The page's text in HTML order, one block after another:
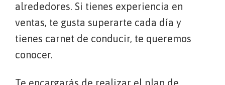
alrededores. Si tienes experiencia en
ventas, te gusta superarte cada día y
tienes carnet de conducir, te queremos
conocer.